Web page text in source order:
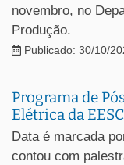
novembro, no
Produção.
Publicado: 30/10/
Programa de
Elétrica da
Data é marcada
contou com